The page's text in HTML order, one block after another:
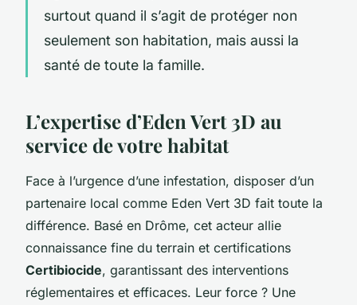
surtout quand il s’agit de protéger non
seulement son habitation, mais aussi la
santé de toute la famille.
L’expertise d’Eden Vert 3D au
service de votre habitat
Face à l’urgence d’une infestation, disposer d’un
partenaire local comme Eden Vert 3D fait toute la
différence. Basé en Drôme, cet acteur allie
connaissance fine du terrain et certifications
Certibiocide, garantissant des interventions
réglementaires et efficaces. Leur force ? Une